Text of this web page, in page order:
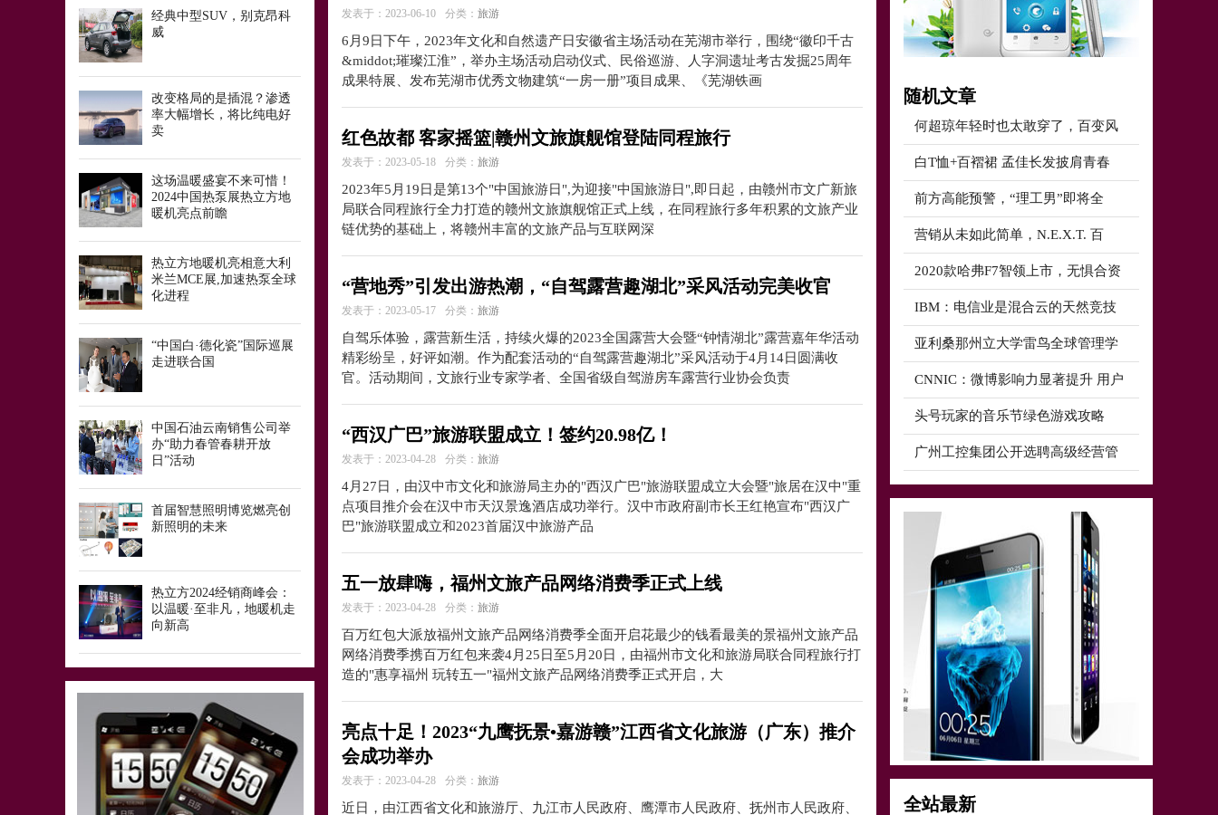
经典中型SUV，别克昂科
威
改变格局的是插混？渗透
率大幅增长，将比纯电好
卖
这场温暖盛宴不来可惜！​
2024中国热泵展热立方地
暖机亮点前瞻
热立方地暖机亮相意大利
米兰MCE展,加速热泵全球
化进程
“中国白·德化瓷”国际巡展
走进联合国
中国石油云南销售公司举
办“助力春管春耕开放
日”活动
首届智慧照明博览燃亮创
新照明的未来
热立方2024经销商峰会：
以温暖·至非凡，地暖机走
向新高
发表于：2023-06-10 分类： 旅游
6月9日下午，2023年文化和自然遗产日安徽省主场活动在芜湖市举行，围绕“徽印千古
&middot;璀璨江淮”，举办主场活动启动仪式、民俗巡游、人字洞遗址考古发掘25周年
成果特展、发布芜湖市优秀文物建筑“一房一册”项目成果、《芜湖铁画
红色故都 客家摇篮|赣州文旅旗舰馆登陆同程旅行
发表于：2023-05-18 分类： 旅游
2023年5月19日是第13个"中国旅游日",为迎接"中国旅游日",即日起，由赣州市文广新旅
局联合同程旅行全力打造的赣州文旅旗舰馆正式上线，在同程旅行多年积累的文旅产业
链优势的基础上，将赣州丰富的文旅产品与互联网深
“营地秀”引发出游热潮，“自驾露营趣湖北”采风活动完美收官
发表于：2023-05-17 分类： 旅游
自驾乐体验，露营新生活，持续火爆的2023全国露营大会暨“钟情湖北”露营嘉年华活动
精彩纷呈，好评如潮。作为配套活动的“自驾露营趣湖北”采风活动于4月14日圆满收
官。活动期间，文旅行业专家学者、全国省级自驾游房车露营行业协会负责
“西汉广巴”旅游联盟成立！签约20.98亿！
发表于：2023-04-28 分类： 旅游
4月27日，由汉中市文化和旅游局主办的"西汉广巴"旅游联盟成立大会暨"旅居在汉中"重
点项目推介会在汉中市天汉景逸酒店成功举行。汉中市政府副市长王红艳宣布"西汉广
巴"旅游联盟成立和2023首届汉中旅游产品
五一放肆嗨，福州文旅产品网络消费季正式上线
发表于：2023-04-28 分类： 旅游
百万红包大派放福州文旅产品网络消费季全面开启花最少的钱看最美的景福州文旅产品
网络消费季携百万红包来袭4月25日至5月20日，由福州市文化和旅游局联合同程旅行打
造的"惠享福州 玩转五一"福州文旅产品网络消费季正式开启，大
亮点十足！2023“九鹰抚景•嘉游赣”江西省文化旅游（广东）推介
会成功举办
发表于：2023-04-28 分类： 旅游
近日，由江西省文化和旅游厅、九江市人民政府、鹰潭市人民政府、抚州市人民政府、
随机文章
何超琼年轻时也太敢穿了，百变风
白T恤+百褶裙 孟佳长发披肩青春
前方高能预警，“理工男”即将全
营销从未如此简单，N.E.X.T. 百
2020款哈弗F7智领上市，无惧合资
IBM：电信业是混合云的天然竞技
亚利桑那州立大学雷鸟全球管理学
CNNIC：微博影响力显著提升 用户
头号玩家的音乐节绿色游戏攻略
广州工控集团公开选聘高级经营管
全站最新